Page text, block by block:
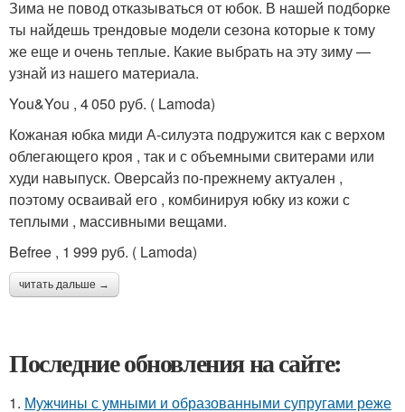
Зима не повод отказываться от юбок. В нашей подборке
ты найдешь трендовые модели сезона которые к тому
же еще и очень теплые. Какие выбрать на эту зиму —
узнай из нашего материала.
You&You , 4 050 руб. ( Lamoda)
Кожаная юбка миди А-силуэта подружится как с верхом
облегающего кроя , так и с объемными свитерами или
худи навыпуск. Оверсайз по‑прежнему актуален ,
поэтому осваивай его , комбинируя юбку из кожи с
теплыми , массивными вещами.
Befree , 1 999 руб. ( Lamoda)
читать дальше →
Последние обновления на сайте:
1. Мужчины с умными и образованными супругами реже